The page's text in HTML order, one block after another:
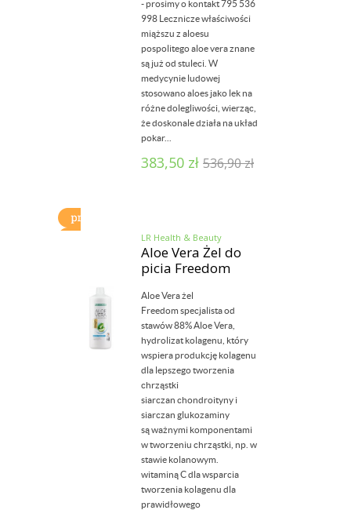
- prosimy o kontakt 795 536
998 Lecznicze właściwości
miąższu z aloesu
pospolitego aloe vera znane
są już od stuleci. W
medycynie ludowej
stosowano aloes jako lek na
różne dolegliwości, wierząc,
że doskonale działa na układ
pokar...
383,50 zł 536,90zł
LR Health & Beauty
Aloe Vera Żel do
picia Freedom
Aloe Vera żel
Freedom specjalista od
stawów 88% Aloe Vera,
hydrolizat kolagenu, który
wspiera produkcję kolagenu
dla lepszego tworzenia
chrząstki
siarczan chondroityny i
siarczan glukozaminy
są ważnymi komponentami
w tworzeniu chrząstki, np. w
stawie kolanowym.
witaminą C dla wsparcia
tworzenia kolagenu dla
prawidłowego